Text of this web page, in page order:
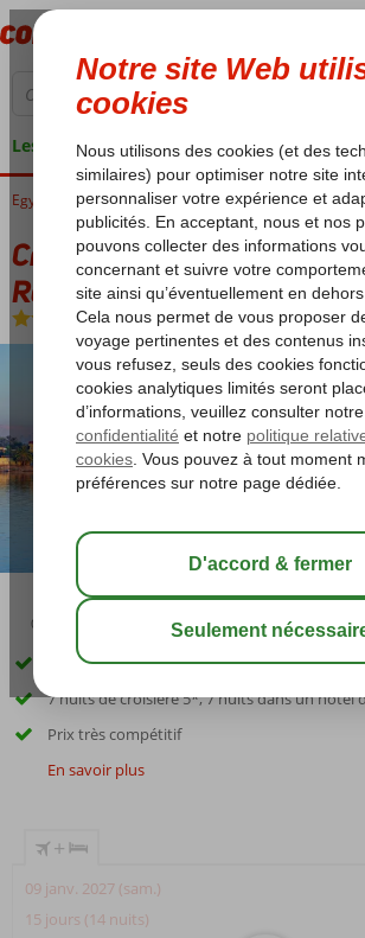
Les garanties de vacances
Luxor Croisières sur le Nil Croisière sur le Nil 5*
Croisière sur le Nil 5* &
Resort 5*
Voyez description
04:50
Combinaison idéale de plage et culture
7 nuits de croisière 5*, 7 nuits dans un hôtel
Prix très compétitif
En savoir plus
+
09 janv. 2027 (sam.)
15 jours (14 nuits)